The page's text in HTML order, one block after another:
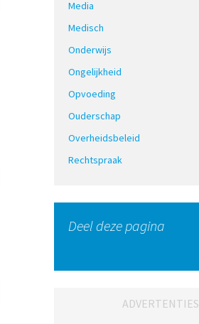
Media
Medisch
Onderwijs
Ongelijkheid
Opvoeding
Ouderschap
Overheidsbeleid
Rechtspraak
Deel deze pagina
ADVERTENTIES